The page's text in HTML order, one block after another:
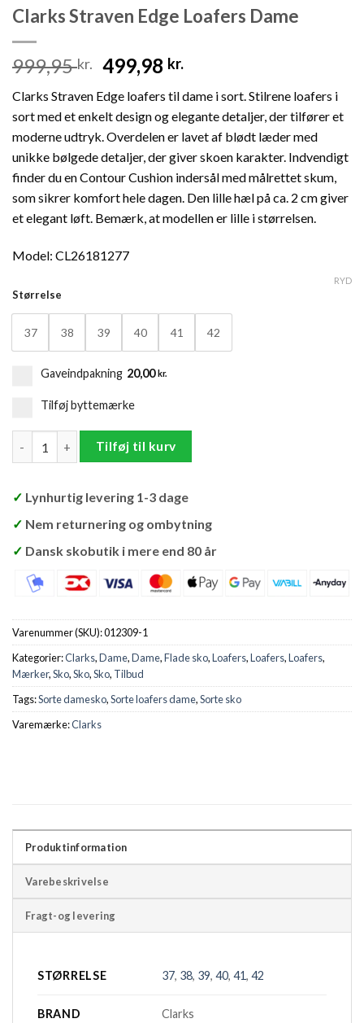
Clarks Straven Edge Loafers Dame
999,95kr. Den
oprindelige
pris
var:
999,95 kr..
499,98 kr.Den
pris
er:
499,98 kr..
Clarks Straven Edge loafers til dame i sort. Stilrene loafers i
sort med et enkelt design og elegante detaljer, der tilfører et
moderne udtryk. Overdelen er lavet af blødt læder med
unikke bølgede detaljer, der giver skoen karakter. Indvendigt
finder du en Contour Cushion indersål med målrettet skum,
som sikrer komfort hele dagen. Den lille hæl på ca. 2 cm giver
et elegant løft. Bemærk, at modellen er lille i størrelsen.
Model: CL26181277
Størrelse
37 38 39 40 41 42
RYD
Gaveindpakning 20,00kr.
Tilføj byttemærke
Clarks Straven Edge Loafers Dame antal
Tilføj til kurv
✓ Lynhurtig levering 1-3 dage
✓ Nem returnering og ombytning
✓ Dansk skobutik i mere end 80 år
Varenummer (SKU):012309-1
Kategorier:Clarks,Dame,Dame,Flade sko,Loafers,Loafers,Loafers,
Mærker,Sko,Sko,Sko, Tilbud
Tags:Sorte damesko,Sorte loafers dame,Sorte sko
Varemærke:Clarks
Produktinformation
Varebeskrivelse
Fragt-og levering
STØRRELSE 37, 38, 39,40,41,42
BRAND Clarks